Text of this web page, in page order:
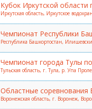
Кубок Иркутской области
Иркутская область, Иркутское
Чемпионат Республики
Республика Башкортостан,
Чемпионат города Тулы
Тульская область, г. Тула, р. Упа
Областные соревнования
Воронежская область, г. Воронеж,